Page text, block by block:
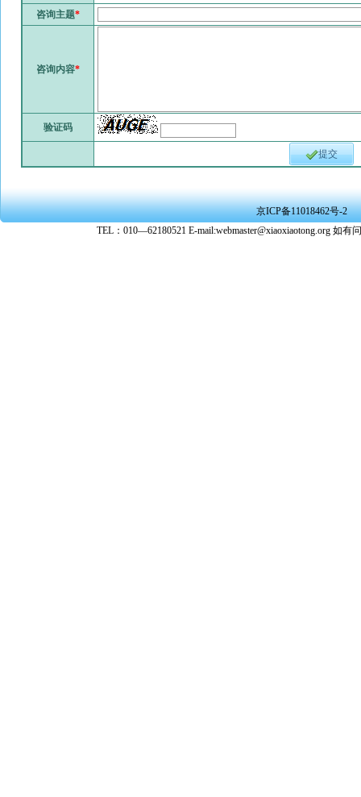
咨询主题*
咨询内容*
验证码
提交
京ICP备11018462号-2
TEL：010—62180521 E-mail:webmaster@xiaoxiaotong.org 如